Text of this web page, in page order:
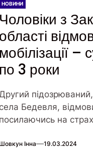
НОВИНИ
з
–
3 роки
Бедевля,
на
Інна 19.03.2024